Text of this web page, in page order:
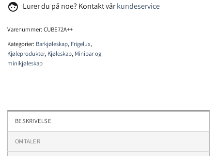
face Lurer du på noe? Kontakt vårkundeservice
Varenummer:CUBE72A++
Kategorier: Barkjøleskap, Frigelux,
Kjøleprodukter, Kjøleskap, Minibar og
minikjøleskap
BESKRIVELSE
OMTALER